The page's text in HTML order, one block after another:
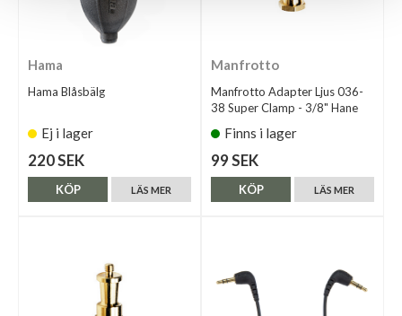
Hama
Hama Blåsbälg
Ej i lager
220 SEK
LÄS MER
KÖP
Manfrotto
Manfrotto Adapter Ljus 036-
38 Super Clamp - 3/8" Hane
Finns i lager
99 SEK
LÄS MER
KÖP